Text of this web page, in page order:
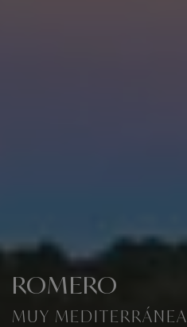
ROMERO
MUY MEDITERRÁNEA